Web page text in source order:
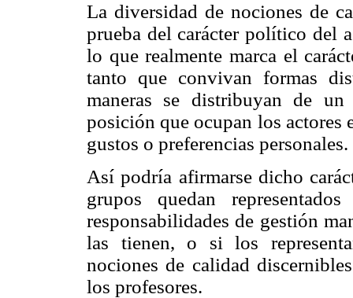
La diversidad de nociones de
prueba del carácter político del
lo que realmente marca el
tanto que convivan formas
maneras se distribuyan de
posición que ocupan los actores
gustos o preferencias personales.
Así podría afirmarse dicho
grupos quedan
responsabilidades de gestión
las tienen, o si los
nociones de calidad
los profesores.